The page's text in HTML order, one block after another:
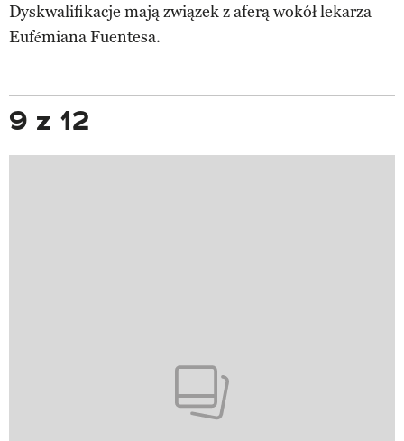
Dyskwalifikacje mają związek z aferą wokół lekarza
Eufémiana Fuentesa.
9 z 12